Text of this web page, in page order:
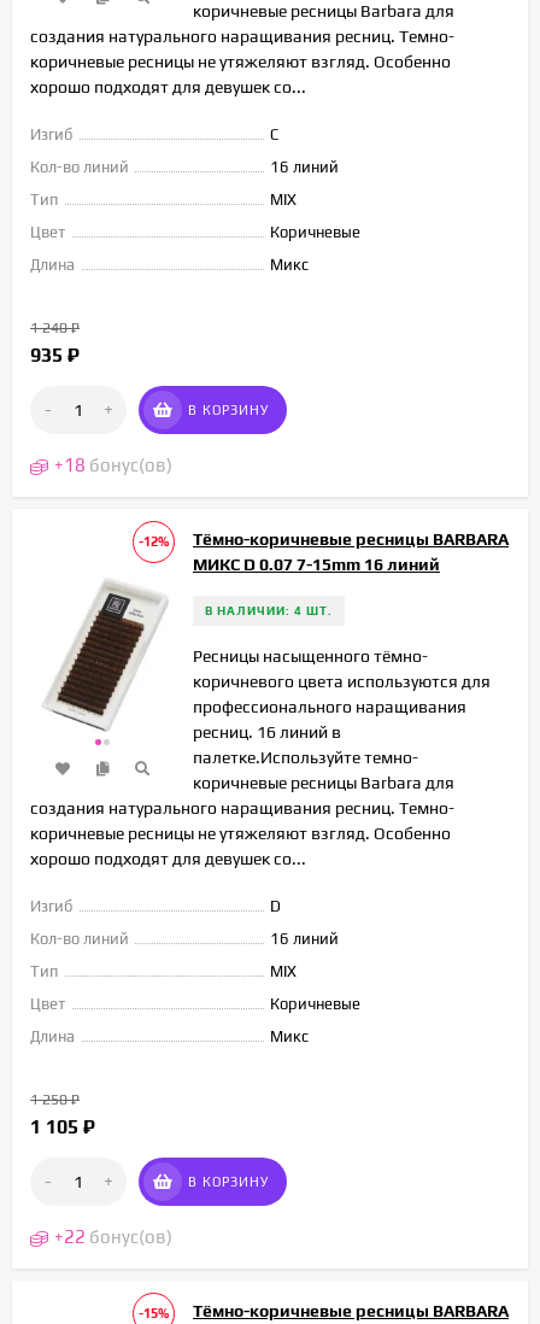
коричневые ресницы Barbara для
создания натурального наращивания ресниц. Темно-
коричневые ресницы не утяжеляют взгляд. Особенно
хорошо подходят для девушек со...
Изгиб
C
Кол-во линий
16 линий
Тип
MIX
Цвет
Коричневые
Длина
Микс
1 240₽
935 ₽
- + В КОРЗИНУ
+18 бонус(ов)
-12%
Тёмно-коричневые ресницы BARBARA
МИКС D 0.07 7-15mm 16 линий
В НАЛИЧИИ: 4 ШТ.
Ресницы насыщенного тёмно-
коричневого цвета используются для
профессионального наращивания
ресниц. 16 линий в
палетке.Используйте темно-
коричневые ресницы Barbara для
создания натурального наращивания ресниц. Темно-
коричневые ресницы не утяжеляют взгляд. Особенно
хорошо подходят для девушек со...
Изгиб
D
Кол-во линий
16 линий
Тип
MIX
Цвет
Коричневые
Длина
Микс
1 250₽
1 105 ₽
- + В КОРЗИНУ
+22 бонус(ов)
-15% Тёмно-коричневые ресницы BARBARA